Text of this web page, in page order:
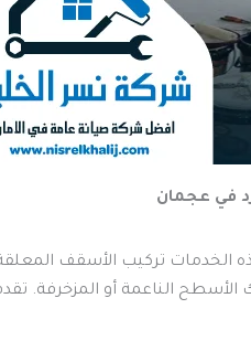
في عجمان
تركيب الأسقف المعلقة،
الناعمة أو المزخرفة.